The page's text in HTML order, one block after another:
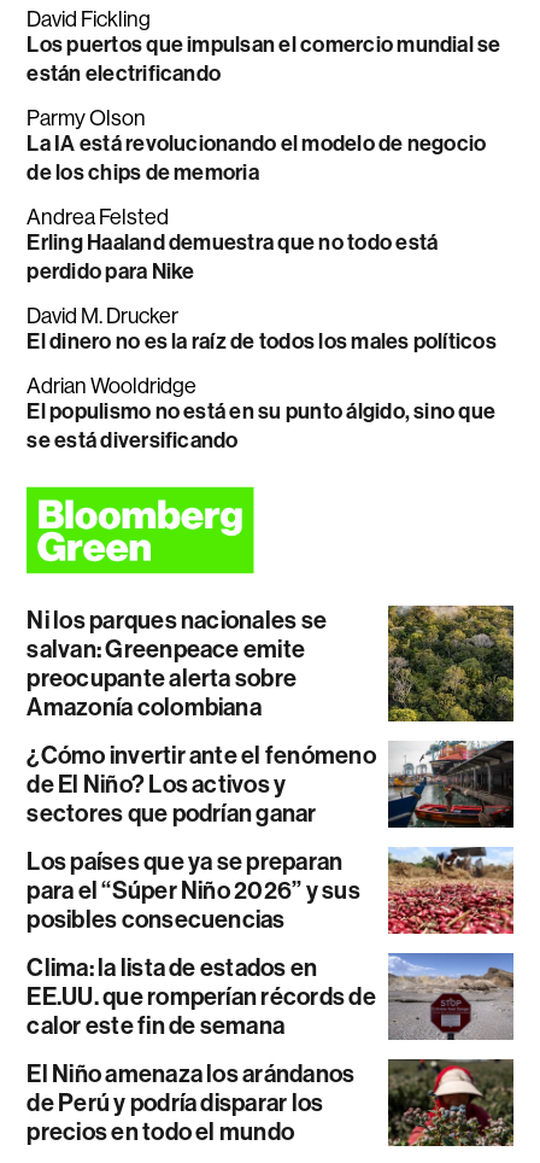
David Fickling
Los puertos que impulsan el comercio mundial se
están electrificando
Parmy Olson
La IA está revolucionando el modelo de negocio
de los chips de memoria
Andrea Felsted
Erling Haaland demuestra que no todo está
perdido para Nike
David M. Drucker
El dinero no es la raíz de todos los males políticos
Adrian Wooldridge
El populismo no está en su punto álgido, sino que
se está diversificando
Ni los parques nacionales se
salvan: Greenpeace emite
preocupante alerta sobre
Amazonía colombiana
¿Cómo invertir ante el fenómeno
de El Niño? Los activos y
sectores que podrían ganar
Los países que ya se preparan
para el “Súper Niño 2026” y sus
posibles consecuencias
Clima: la lista de estados en
EE.UU. que romperían récords de
calor este fin de semana
El Niño amenaza los arándanos
de Perú y podría disparar los
precios en todo el mundo